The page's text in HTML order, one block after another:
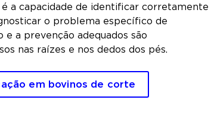
a capacidade de identificar corretamente
o problema específico de
a prevenção adequados são
nas raízes e nos dedos dos pés.
em bovinos de corte